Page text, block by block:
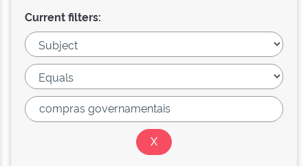
Current filters: